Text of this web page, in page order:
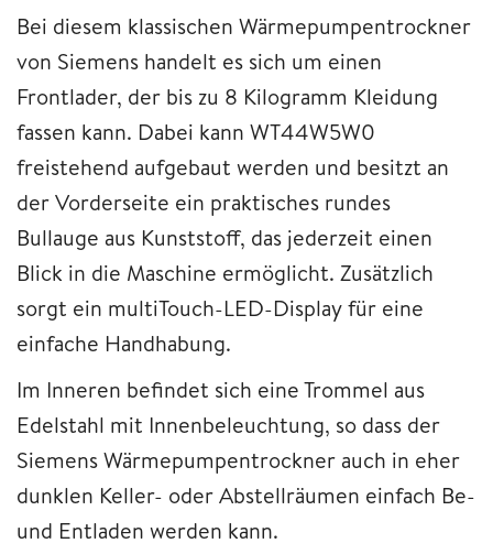
Bei diesem klassischen Wärmepumpentrockner
von Siemens handelt es sich um einen
Frontlader, der bis zu 8 Kilogramm Kleidung
fassen kann. Dabei kann WT44W5W0
freistehend aufgebaut werden und besitzt an
der Vorderseite ein praktisches rundes
Bullauge aus Kunststoff, das jederzeit einen
Blick in die Maschine ermöglicht. Zusätzlich
sorgt ein multiTouch-LED-Display für eine
einfache Handhabung.
Im Inneren befindet sich eine Trommel aus
Edelstahl mit Innenbeleuchtung, so dass der
Siemens Wärmepumpentrockner auch in eher
dunklen Keller- oder Abstellräumen einfach Be-
und Entladen werden kann.